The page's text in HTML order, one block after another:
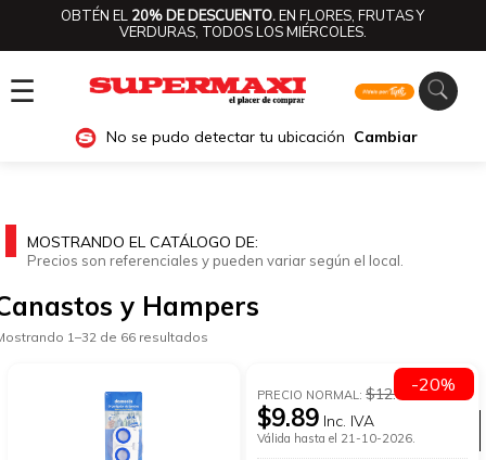
OBTÉN EL 20% DE DESCUENTO.EN FLORES, FRUTAS Y
VERDURAS, TODOS LOS MIÉRCOLES.
☰
No se pudo detectar tu ubicación Cambiar
Ver categorías
MOSTRANDO EL CATÁLOGO DE:
Precios son referenciales y pueden variar según el local.
y Hampers
1–32 de 66 resultados
PRECIO NORMAL:$12.36
$9.89 Inc. IVA
Válida hasta el 21-10-2026.
-20%